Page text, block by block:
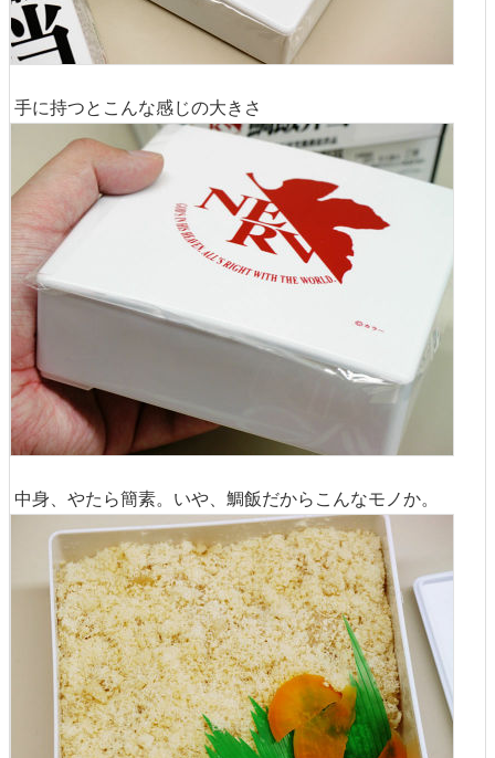
手に持つとこんな感じの大きさ
中身、やたら簡素。いや、鯛飯だからこんなモノか。